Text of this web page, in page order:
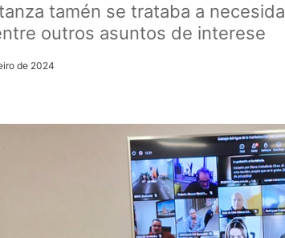
tamén se trataba a
outros asuntos de interese
de 2024